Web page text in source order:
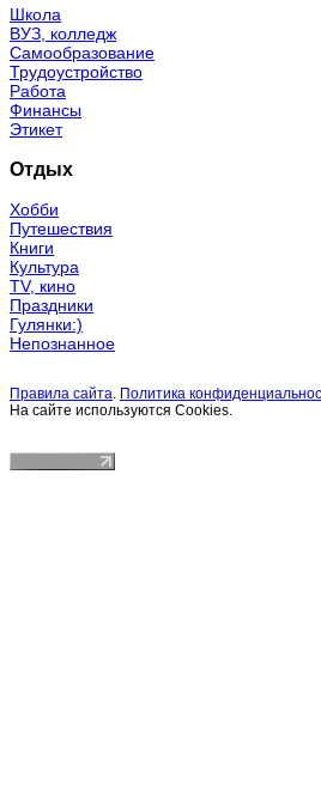
Школа
ВУЗ, колледж
Самообразование
Трудоустройство
Работа
Финансы
Этикет
Отдых
Хобби
Путешествия
Книги
Культура
TV, кино
Праздники
Гулянки:)
Непознанное
Правила сайта Политика
На сайте используются Cookies.